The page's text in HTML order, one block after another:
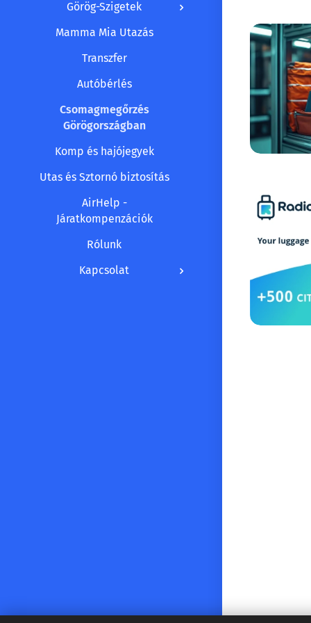
Görög-Szigetek
Mamma Mia Utazás
Transzfer
Autóbérlés
Csomagmegőrzés
Görögországban
Komp és hajójegyek
Utas és Sztornó biztosítás
AirHelp -
Járatkompenzációk
Rólunk
Kapcsolat